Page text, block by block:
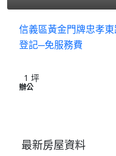
信義區黃金門牌忠孝
登記─免服務費
1 坪
辦公
最新房屋資料